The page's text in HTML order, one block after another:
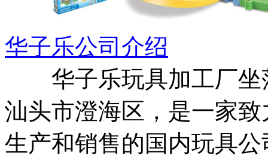
华子乐公司介绍
华子乐玩具加工厂坐
汕头市澄海区，是一家
生产和销售的国内玩具